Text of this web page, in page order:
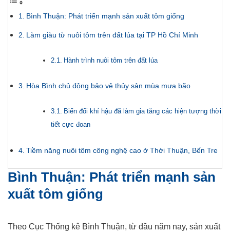
Bình Thuận: Phát triển mạnh sản xuất tôm giống
Làm giàu từ nuôi tôm trên đất lúa tại TP Hồ Chí Minh
Hành trình nuôi tôm trên đất lúa
Hòa Bình chủ động bảo vệ thủy sản mùa mưa bão
Biến đổi khí hậu đã làm gia tăng các hiện tượng thời
tiết cực đoan
Tiềm năng nuôi tôm công nghệ cao ở Thới Thuận, Bến Tre
Bình Thuận: Phát triển mạnh sản
xuất tôm giống
Theo Cục Thống kê Bình Thuận, từ đầu năm nay, sản xuất